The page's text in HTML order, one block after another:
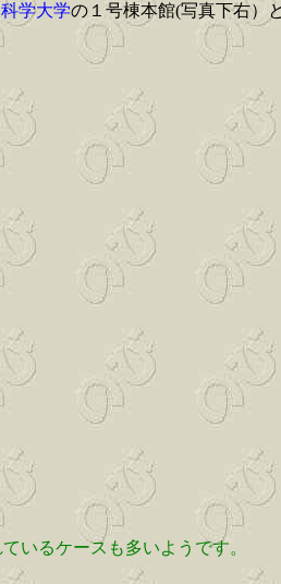
学大学の１号棟本館(写真下右）
いるケースも多いようです。